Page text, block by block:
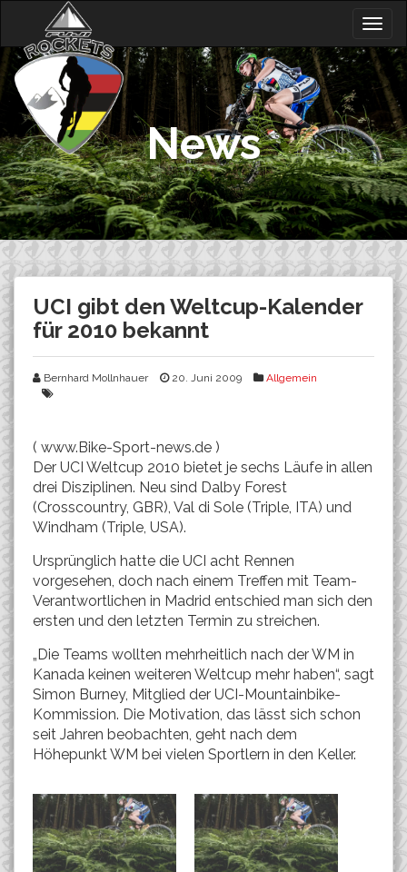
content
News
UCI gibt den Weltcup-Kalender
für 2010 bekannt
Bernhard Mollnhauer 20. Juni 2009 Allgemein
( www.Bike-Sport-news.de )
Der UCI Weltcup 2010 bietet je sechs Läufe in allen
drei Disziplinen. Neu sind Dalby Forest
(Crosscountry, GBR), Val di Sole (Triple, ITA) und
Windham (Triple, USA).
Ursprünglich hatte die UCI acht Rennen
vorgesehen, doch nach einem Treffen mit Team-
Verantwortlichen in Madrid entschied man sich den
ersten und den letzten Termin zu streichen.
„Die Teams wollten mehrheitlich nach der WM in
Kanada keinen weiteren Weltcup mehr haben“, sagt
Simon Burney, Mitglied der UCI-Mountainbike-
Kommission. Die Motivation, das lässt sich schon
seit Jahren beobachten, geht nach dem
Höhepunkt WM bei vielen Sportlern in den Keller.